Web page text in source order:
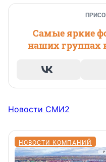
Самые яркие
наших группах
Новости СМИ2
НОВОСТИ КОМПАНИЙ